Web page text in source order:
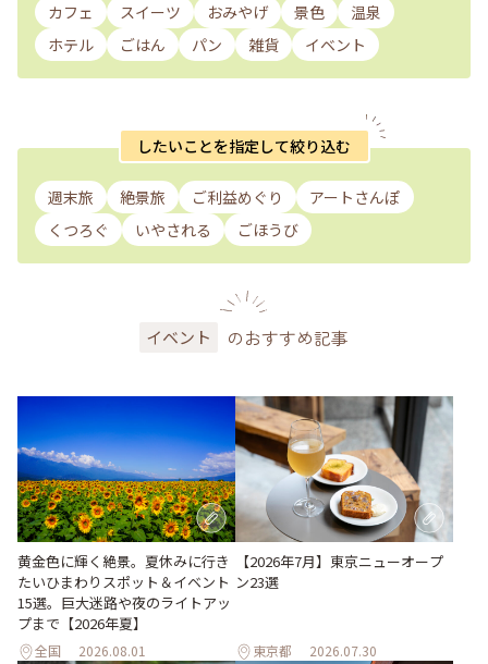
カフェ スイーツ おみやげ 景色
温泉
ホテル
ごはん パン 雑貨 イベント
したいことを指定して絞り込む
週末旅 絶景旅 ご利益めぐり
アートさんぽ
くつろぐ
いやされる ごほうび
イベント のおすすめ記事
黄金色に輝く絶景。夏休みに行き
たいひまわりスポット＆イベント
15選。巨大迷路や夜のライトアッ
プまで【2026年夏】
全国 2026.08.01
【2026年7月】東京ニューオープ
ン23選
東京都 2026.07.30